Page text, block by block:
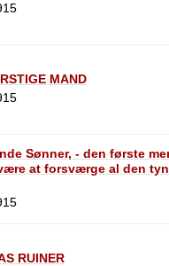
MAND
Sønner, - den første
at forsværge al den
RUINER